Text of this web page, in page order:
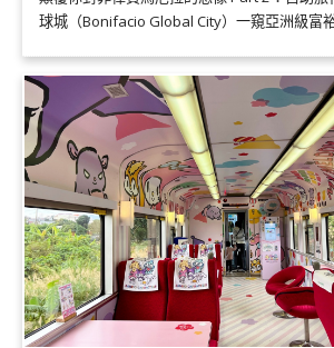
球城（Bonifacio Global City）一窺亞洲級富